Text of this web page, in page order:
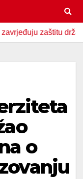
zaštitu države
o